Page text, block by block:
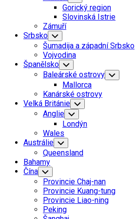
Child
Menu
Gorický region
Slovinská Istrie
Zámuří
Srbsko Toggle
Child
Menu
Šumadija a západní Srbsko
Vojvodina
Španělsko Toggle
Child
Menu
Baleárské ostrovy Toggle
Child
Mallorca
Kanárské ostrovy
Velká Británie Toggle
Child
Menu
Anglie Toggle
Child
Menu
Londýn
Wales
Austrálie Toggle
Child
Menu
Queensland
Bahamy
Čína Toggle
Child
Menu
Provincie Chaj-nan
Provincie Kuang-tung
Provincie Liao-ning
Peking